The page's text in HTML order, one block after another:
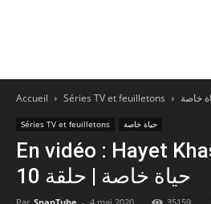
Accueil Séries TV et feuilletons خاصة
Séries TV et feuilletons حياة خاصة
En vidéo : Hayet
حياة خاصة | حلقة 10